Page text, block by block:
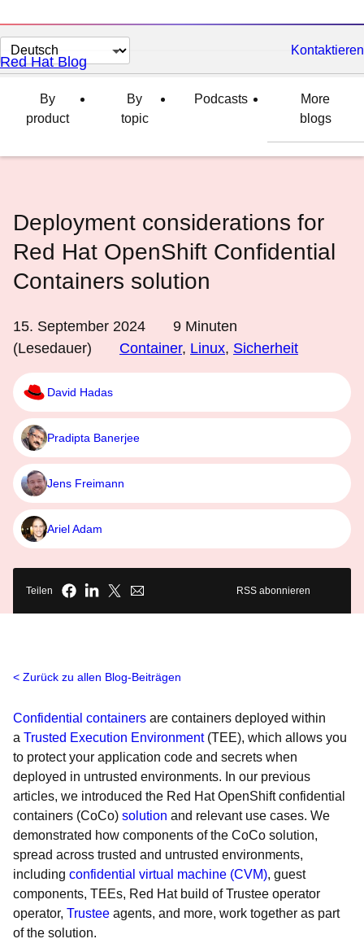
Sprache
auswählen
Kontaktieren
Red Hat Blog
By
product
By
topic
Podcasts
More
blogs
Deployment considerations for
Red Hat OpenShift Confidential
Containers solution
15. September 2024 9 Minuten
(Lesedauer)
Container, Linux, Sicherheit
David Hadas
Pradipta Banerjee
Jens Freimann
Ariel Adam
Teilen RSS abonnieren
Zurück zu allen Blog-Beiträgen
Confidential containers are containers deployed within
a Trusted Execution Environment(TEE), which allows you
to protect your application code and secrets when
deployed in untrusted environments. In our previous
articles, we introduced the Red Hat OpenShift confidential
containers (CoCo) solution and relevant use cases. We
demonstrated how components of the CoCo solution,
spread across trusted and untrusted environments,
including confidential virtual machine (CVM), guest
components, TEEs, Red Hat build of Trustee operator
operator, Trustee agents, and more, work together as part
of the solution.